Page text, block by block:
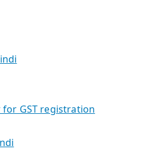
GST registration